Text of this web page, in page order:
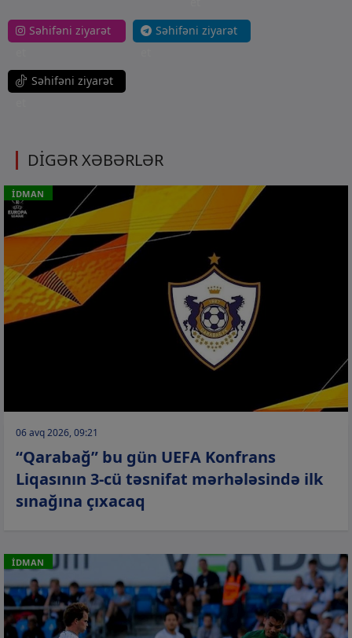
Səhifəni ziyarət
Səhifəni ziyarət
Səhifəni ziyarət
DİGƏR XƏBƏRLƏR
İDMAN
06 avq 2026, 09:21
“Qarabağ” bu gün UEFA Konfrans
Liqasının 3-cü təsnifat mərhələsində ilk
sınağına çıxacaq
İDMAN